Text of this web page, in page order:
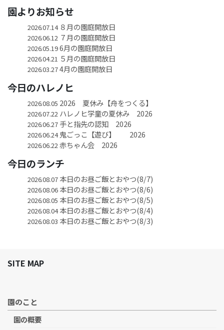
園よりお知らせ
2026.07.14８月の園庭開放日
2026.06.12７月の園庭開放日
2026.05.196月の園庭開放日
2026.04.21 ５月の園庭開放日
2026.03.274月の園庭開放日
今日のハレノヒ
2026.08.05 2026 夏休み【舟をつくる】
2026.07.22ハレノヒ学童の夏休み 2026
2026.06.27手と指先の認知 2026
2026.06.24鬼ごっこ【遊び】 2026
2026.06.22赤ちゃん会 2026
今日のランチ
2026.08.07本日のお昼ご飯とおやつ(8/7)
2026.08.06本日のお昼ご飯とおやつ(8/6)
2026.08.05 本日のお昼ご飯とおやつ(8/5)
2026.08.04本日のお昼ご飯とおやつ(8/4)
2026.08.03 本日のお昼ご飯とおやつ(8/3)
SITE MAP
園のこと
園の概要